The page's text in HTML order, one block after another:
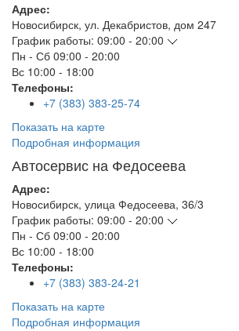
Адрес:
Новосибирск, ул. Декабристов, дом 247
График работы: 09:00 - 20:00
Пн - Сб 09:00 - 20:00
Вс 10:00 - 18:00
Телефоны:
+7 (383) 383-25-74
Показать на карте
Подробная информация
Автосервис на Федосеева
Адрес:
Новосибирск, улица Федосеева, 36/3
График работы: 09:00 - 20:00
Пн - Сб 09:00 - 20:00
Вс 10:00 - 18:00
Телефоны:
+7 (383) 383-24-21
Показать на карте
Подробная информация